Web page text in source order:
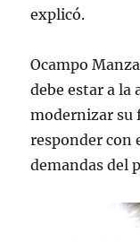
explicó.
Ocampo
debe estar a la
modernizar su
responder con
demandas del